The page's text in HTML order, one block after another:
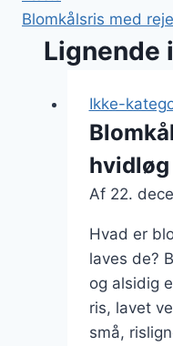
Blomkålsris med
Lignende
Ikke-
Af 22.
Hvad er
laves de?
og alsidig
ris, lavet
små,